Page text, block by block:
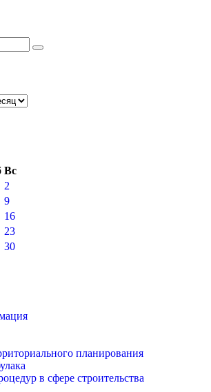
Вс
2
9
16
23
30
планирования
в сфере строительства